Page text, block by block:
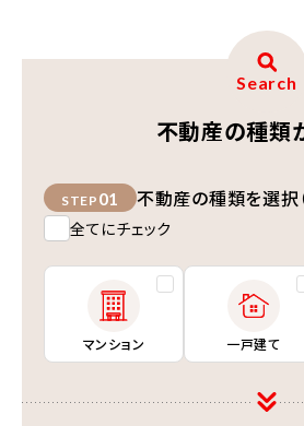
Search
不動産の種類
STEP 01 不動産の種類を選択
全てにチェック
マンション 一戸建て